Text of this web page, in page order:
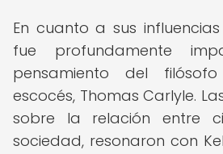
En cuanto a sus influencias
fue profundamente
pensamiento del
escocés, Thomas Carlyle.
sobre la relación entre
sociedad, resonaron con